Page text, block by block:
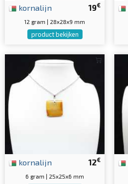
19€
kornalijn
12 gram | 28x28x9 mm
product bekijken
12€
kornalijn
6 gram | 25x25x6 mm